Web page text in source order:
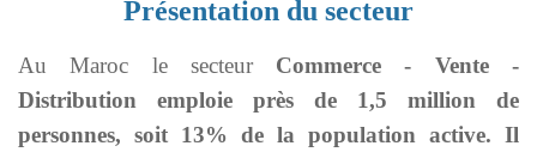
Présentation du secteur
Au Maroc le secteur Commerce - Vente -
Distribution emploie près de 1,5 million de
personnes, soit 13% de la population active. Il